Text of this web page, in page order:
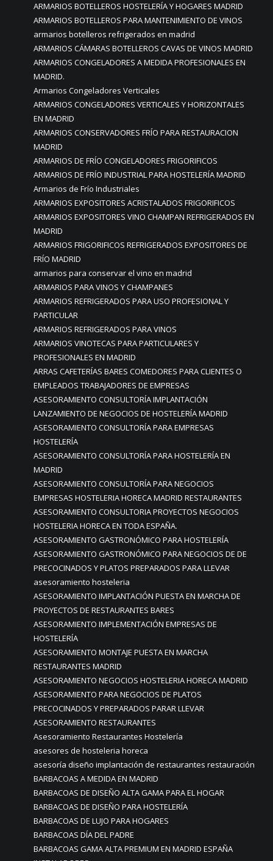
ARMARIOS BOTELLEROS HOSTELERÍA Y HOGARES MADRID
ARMARIOS BOTELLEROS PARA MANTENIMIENTO DE VINOS
armarios botelleros refrigerados en madrid
ARMARIOS CÁMARAS BOTELLEROS CAVAS DE VINOS MADRID
ARMARIOS CONGELADORES A MEDIDA PROFESIONALES EN
MADRID.
Armarios Congeladores Verticales
ARMARIOS CONGELADORES VERTICALES Y HORIZONTALES
EN MADRID
ARMARIOS CONSERVADORES FRÍO PARA RESTAURACION
MADRID
ARMARIOS DE FRÍO CONGELADORES FRIGORIFICOS
ARMARIOS DE FRÍO INDUSTRIAL PARA HOSTELERÍA MADRID
Armarios de Frío Industriales
ARMARIOS EXPOSITORES ACRISTALADOS FRIGORIFICOS
ARMARIOS EXPOSITORES VINO CHAMPAN REFRIGERADOS EN
MADRID
ARMARIOS FRIGORIFICOS REFRIGERADOS EXPOSITORES DE
FRÍO MADRID
armarios para conservar el vino en madrid
ARMARIOS PARA VINOS Y CHAMPANES
ARMARIOS REFRIGERADOS PARA USO PROFESIONAL Y
PARTICULAR
ARMARIOS REFRIGERADOS PARA VINOS
ARMARIOS VINOTECAS PARA PARTICULARES Y
PROFESIONALES EN MADRID
ARRAS CAFETERÍAS BARES COMEDORES PARA CLIENTES O
EMPLEADOS TRABAJADORES DE EMPRESAS
ASESORAMIENTO CONSULTORÍA IMPLANTACIÓN
LANZAMIENTO DE NEGOCIOS DE HOSTELERÍA MADRID
ASESORAMIENTO CONSULTORÍA PARA EMPRESAS
HOSTELERÍA
ASESORAMIENTO CONSULTORÍA PARA HOSTELERÍA EN
MADRID
ASESORAMIENTO CONSULTORÍA PARA NEGOCIOS
EMPRESAS HOSTELERIA HORECA MADRID RESTAURANTES
ASESORAMIENTO CONSULTORIA PROYECTOS NEGOCIOS
HOSTELERIA HORECA EN TODA ESPAÑA.
ASESORAMIENTO GASTRONÓMICO PARA HOSTELERÍA
ASESORAMIENTO GASTRONÓMICO PARA NEGOCIOS DE DE
PRECOCINADOS Y PLATOS PREPARADOS PARA LLEVAR
asesoramiento hosteleria
ASESORAMIENTO IMPLANTACIÓN PUESTA EN MARCHA DE
PROYECTOS DE RESTAURANTES BARES
ASESORAMIENTO IMPLEMENTACIÓN EMPRESAS DE
HOSTELERÍA
ASESORAMIENTO MONTAJE PUESTA EN MARCHA
RESTAURANTES MADRID
ASESORAMIENTO NEGOCIOS HOSTELERIA HORECA MADRID
ASESORAMIENTO PARA NEGOCIOS DE PLATOS
PRECOCINADOS Y PREPARADOS PARAR LLEVAR
ASESORAMIENTO RESTAURANTES
Asesoramiento Restaurantes Hostelería
asesores de hosteleria horeca
asesoría diseño implantación de restaurantes restauración
BARBACOAS A MEDIDA EN MADRID
BARBACOAS DE DISEÑO ALTA GAMA PARA EL HOGAR
BARBACOAS DE DISEÑO PARA HOSTELERÍA
BARBACOAS DE LUJO PARA HOGARES
BARBACOAS DÍA DEL PADRE
BARBACOAS GAMA ALTA PREMIUM EN MADRID ESPAÑA